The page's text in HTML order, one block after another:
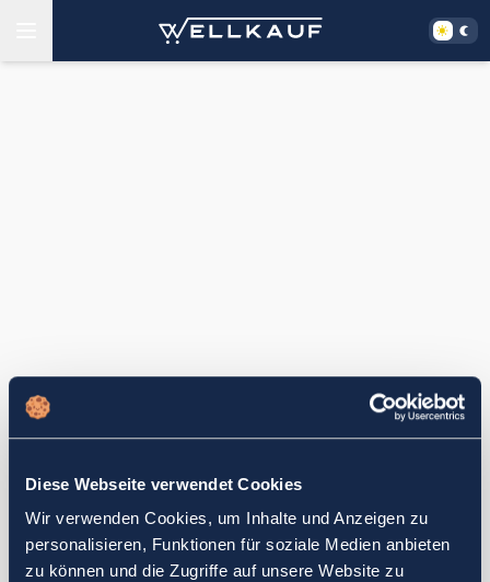
Diese Webseite verwendet Cookies
Wir verwenden Cookies, um Inhalte und Anzeigen zu
personalisieren, Funktionen für soziale Medien anbieten
zu können und die Zugriffe auf unsere Website zu